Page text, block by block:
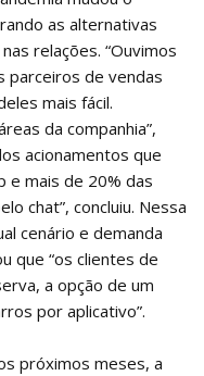
as alternativas
relações. “Ouvimos
parceiros de vendas
mais fácil.
da companhia”,
acionamentos que
e mais de 20% das
chat”, concluiu. Nessa
cenário e demanda
que “os clientes de
a opção de um
por aplicativo”.
próximos meses, a